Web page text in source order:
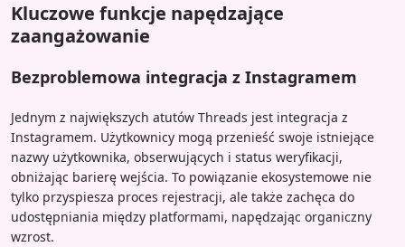
Kluczowe funkcje napędzające
zaangażowanie
Bezproblemowa integracja z Instagramem
Jednym z największych atutów Threads jest integracja z
Instagramem. Użytkownicy mogą przenieść swoje istniejące
nazwy użytkownika, obserwujących i status weryfikacji,
obniżając barierę wejścia. To powiązanie ekosystemowe nie
tylko przyspiesza proces rejestracji, ale także zachęca do
udostępniania między platformami, napędzając organiczny
wzrost.